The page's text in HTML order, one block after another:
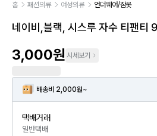
홈 패션의류 여성의류 언더웨어/잠옷
네이비,블랙, 시스루 자수 티팬티
3,000원 시세보기
배송비 2,000원~
택배거래
일반택배